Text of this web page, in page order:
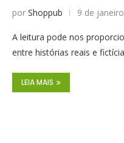
por Shoppub 9 de
A leitura pode nos
entre histórias reais e
LEIA MAIS